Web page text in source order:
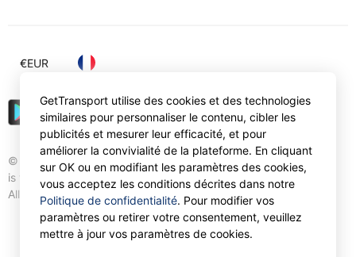
© Gettransport International Limited. GetTransport®
is trademark of Gettransport International Limited.
All rights reserved.
€EUR
GetTransport utilise des cookies et des technologies
similaires pour personnaliser le contenu, cibler les
publicités et mesurer leur efficacité, et pour
améliorer la convivialité de la plateforme. En cliquant
sur OK ou en modifiant les paramètres des cookies,
vous acceptez les conditions décrites dans notre
Politique de confidentialité. Pour modifier vos
paramètres ou retirer votre consentement, veuillez
mettre à jour vos paramètres de cookies.